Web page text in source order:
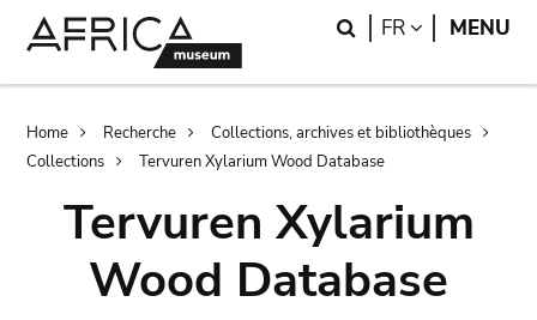
Search
FR LANGUAGE
MENU
Breadcrumb
Home Recherche
Collections, archives et bibliothèques
Collections
Tervuren Xylarium Wood Database
Tervuren Xylarium
Wood Database